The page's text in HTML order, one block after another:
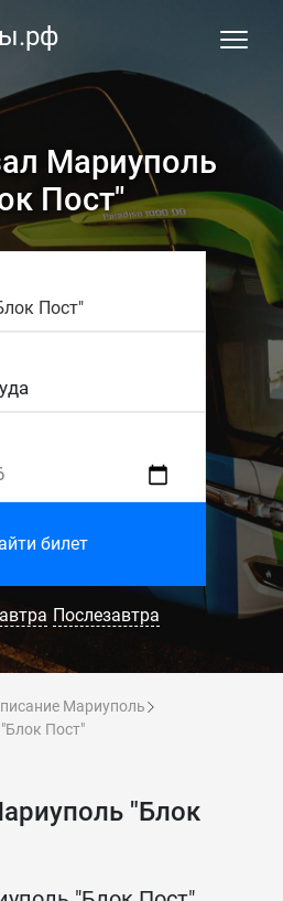
Мариуполь
Пост"
Пост"
билет
Послезавтра
Мариуполь
Пост"
"Блок